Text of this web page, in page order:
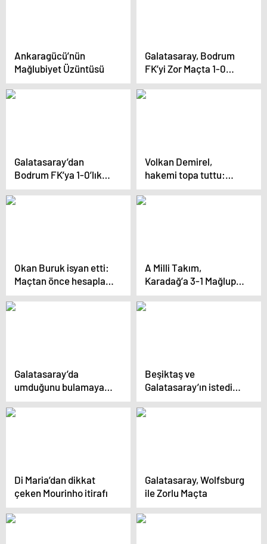
Ankaragücü’nün
Mağlubiyet Üzüntüsü
Galatasaray, Bodrum
FK’yi Zor Maçta 1-0
Yendi
Galatasaray’dan
Bodrum FK’ya 1-0’lık
Zafer
Volkan Demirel,
hakemi topa tuttu:
Galatasaray’a karşı
14’e 10 oynadık
Okan Buruk isyan etti:
Maçtan önce hesaplar
yapılmış
A Milli Takım,
Karadağ’a 3-1 Mağlup
Olup Play-Off’a
Yükseldi
Galatasaray’da
umduğunu bulamayan
Yusuf Demir, ezeli
rakibe imza atacak
Beşiktaş ve
Galatasaray’ın istediği
Rayan Cherki’nin
bonservisi dudak
Di Maria’dan dikkat
çeken Mourinho itirafı
Galatasaray, Wolfsburg
ile Zorlu Maçta